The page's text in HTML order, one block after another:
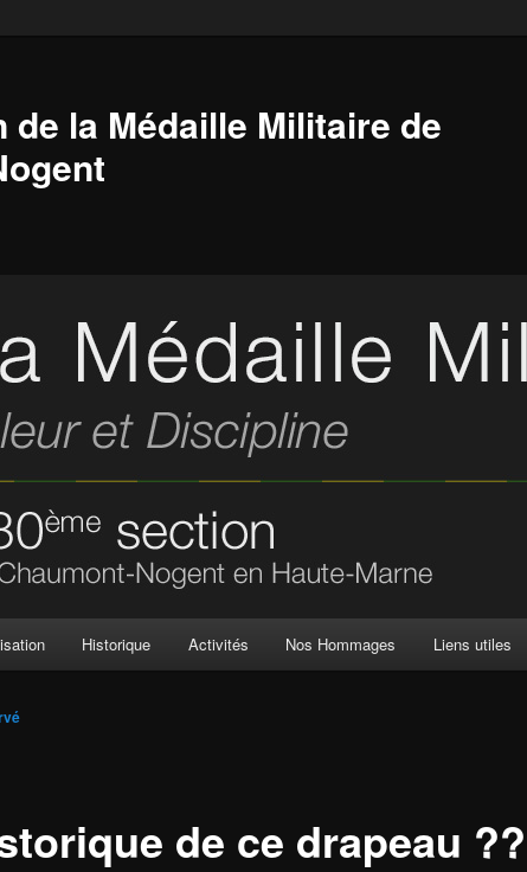
de la Médaille Militaire de
Historique Activités Nos Hommages Liens utiles
de ce drapeau